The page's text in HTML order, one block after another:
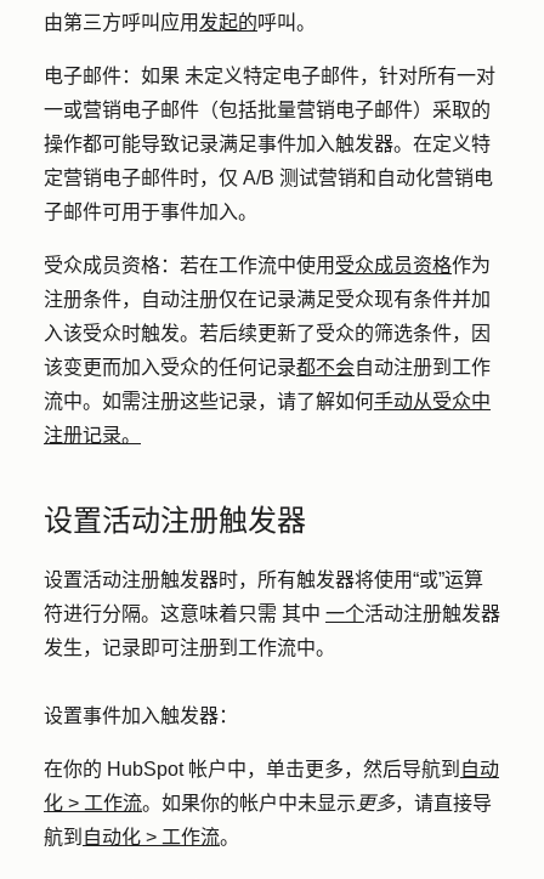
由第三方呼叫应用 发起的呼叫。
电子邮件：如果 未定义特定电子邮件，针对所有一对
一或营销电子邮件（包括批量营销电子邮件）采取的
操作都可能导致记录满足事件加入触发器。在定义特
定营销电子邮件时，仅 A/B 测试营销和自动化营销电
子邮件可用于事件加入。
受众成员资格：若在工作流中使用 受众成员资格作为
注册条件，自动注册仅在记录满足受众现有条件并加
入该受众时触发。若后续更新了受众的筛选条件，因
该变更而加入受众的任何记录都不会自动注册到工作
流中。如需注册这些记录，请了解如何手动从受众中
注册记录。
设置活动注册触发器
设置活动注册触发器时，所有触发器将使用“或”运算
符进行分隔。这意味着只需 其中 一个活动注册触发器
发生，记录即可注册到工作流中。
设置事件加入触发器：
在你的 HubSpot 帐户中，单击更多，然后导航到 自动
化 > 工作流。如果你的帐户中未显示 更多，请直接导
航到 自动化 > 工作流。